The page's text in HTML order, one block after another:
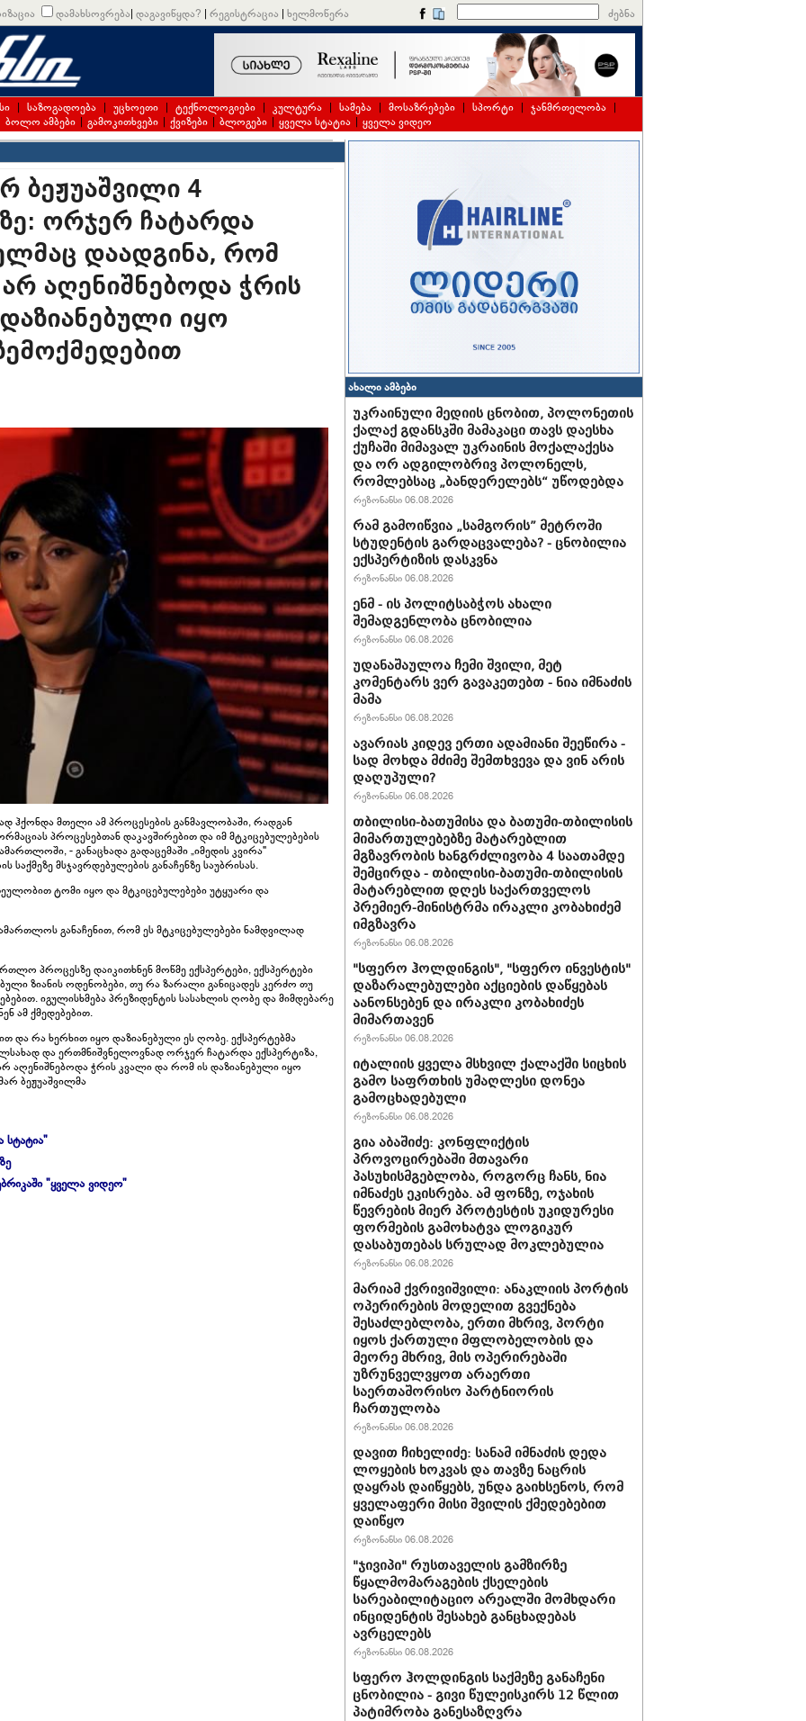
დამახსოვრება| დაგავიწყდა? | რეგისტრაცია | ხელმოწერა ძებნა
| საზოგადოება | უცხოეთი | ტექნოლოგიები | კულტურა | სამება | მოსაზრებები | სპორტი | ჯანმრთელობა |
ბოლო ამბები | გამოკითხვები | ქვიზები | ბლოგები | ყველა სტატია | ყველა ვიდეო
ბეჟუაშვილი 4
ორჯერ ჩატარდა
დაადგინა, რომ
აღენიშნებოდა ჭრის
იყო
ჰქონდა მთელი ამ პროცესების განმავლობაში, რადგან
პროცესებთან დაკავშირებით და იმ მტკიცებულებების
- განაცხადა გადაცემაში „იმედის კვირა"
მსჯავრდებულების განაჩენზე საუბრისას.
ტომი იყო და მტკიცებულებები უტყუარი და
განაჩენით, რომ ეს მტკიცებულებები ნამდვილად
პროცესზე დაიკითხნენ მოწმე ექსპერტები, ექსპერტები
ზიანის ოდენობები, თუ რა ზარალი განიცადეს კერძო თუ
იგულისხმება პრეზიდენტის სასახლის ღობე და მიმდებარე
ამ ქმედებებით.
რა ხერხით იყო დაზიანებული ეს ღობე. ექსპერტებმა
და ერთმნიშვნელოვნად ორჯერ ჩატარდა ექსპერტიზა,
ჭრის კვალი და რომ ის დაზიანებული იყო
ბეჟუაშვილმა
სტატია"
"ყველა ვიდეო"
ახალი ამბები
უკრაინული მედიის ცნობით, პოლონეთის
ქალაქ გდანსკში მამაკაცი თავს დაესხა
ქუჩაში მიმავალ უკრაინის მოქალაქესა
და ორ ადგილობრივ პოლონელს,
რომლებსაც „ბანდერელებს“ უწოდებდა
რეზონანსი 06.08.2026
რამ გამოიწვია „სამგორის” მეტროში
სტუდენტის გარდაცვალება? - ცნობილია
ექსპერტიზის დასკვნა
რეზონანსი 06.08.2026
ენმ - ის პოლიტსაბჭოს ახალი
შემადგენლობა ცნობილია
რეზონანსი 06.08.2026
უდანაშაულოა ჩემი შვილი, მეტ
კომენტარს ვერ გავაკეთებთ - ნია იმნაძის
მამა
რეზონანსი 06.08.2026
ავარიას კიდევ ერთი ადამიანი შეეწირა -
სად მოხდა მძიმე შემთხვევა და ვინ არის
დაღუპული?
რეზონანსი 06.08.2026
თბილისი-ბათუმისა და ბათუმი-თბილისის
მიმართულებებზე მატარებლით
მგზავრობის ხანგრძლივობა 4 საათამდე
შემცირდა - თბილისი-ბათუმი-თბილისის
მატარებლით დღეს საქართველოს
პრემიერ-მინისტრმა ირაკლი კობახიძემ
იმგზავრა
რეზონანსი 06.08.2026
"სფერო ჰოლდინგის", "სფერო ინვესტის"
დაზარალებულები აქციების დაწყებას
აანონსებენ და ირაკლი კობახიძეს
მიმართავენ
რეზონანსი 06.08.2026
იტალიის ყველა მსხვილ ქალაქში სიცხის
გამო საფრთხის უმაღლესი დონეა
გამოცხადებული
რეზონანსი 06.08.2026
გია აბაშიძე: კონფლიქტის
პროვოცირებაში მთავარი
პასუხისმგებლობა, როგორც ჩანს, ნია
იმნაძეს ეკისრება. ამ ფონზე, ოჯახის
წევრების მიერ პროტესტის უკიდურესი
ფორმების გამოხატვა ლოგიკურ
დასაბუთებას სრულად მოკლებულია
რეზონანსი 06.08.2026
მარიამ ქვრივიშვილი: ანაკლიის პორტის
ოპერირების მოდელით გვექნება
შესაძლებლობა, ერთი მხრივ, პორტი
იყოს ქართული მფლობელობის და
მეორე მხრივ, მის ოპერირებაში
უზრუნველვყოთ არაერთი
საერთაშორისო პარტნიორის
ჩართულობა
რეზონანსი 06.08.2026
დავით ჩიხელიძე: სანამ იმნაძის დედა
ლოყების ხოკვას და თავზე ნაცრის
დაყრას დაიწყებს, უნდა გაიხსენოს, რომ
ყველაფერი მისი შვილის ქმედებებით
დაიწყო
რეზონანსი 06.08.2026
"ჯივიპი" რუსთაველის გამზირზე
წყალმომარაგების ქსელების
სარეაბილიტაციო არეალში მომხდარი
ინციდენტის შესახებ განცხადებას
ავრცელებს
რეზონანსი 06.08.2026
სფერო ჰოლდინგის საქმეზე განაჩენი
ცნობილია - გივი წულეისკირს 12 წლით
პატიმრობა განესაზღვრა